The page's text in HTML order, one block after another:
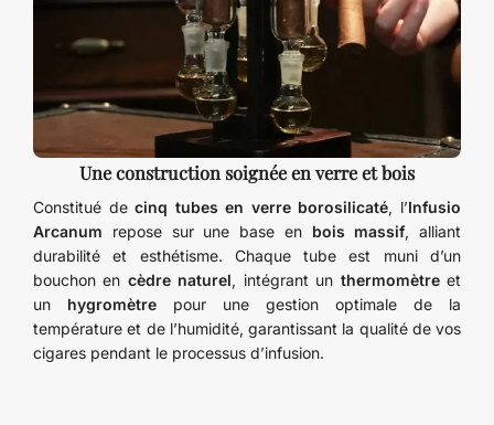
Une construction soignée en verre et bois
Constitué decinq tubes en verre borosilicaté, l’Infusio
Arcanum repose sur une base en bois massif, alliant
durabilité et esthétisme. Chaque tube est muni d’un
bouchon en cèdre naturel, intégrant un thermomètreet
un hygromètre pour une gestion optimale de la
température et de l’humidité, garantissant la qualité de vos
cigares pendant le processus d’infusion.